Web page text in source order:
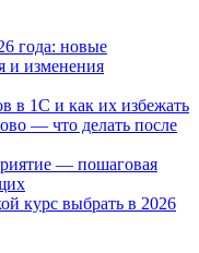
года: новые
и изменения
в 1С и как их избежать
— что делать после
— пошаговая
курс выбрать в 2026